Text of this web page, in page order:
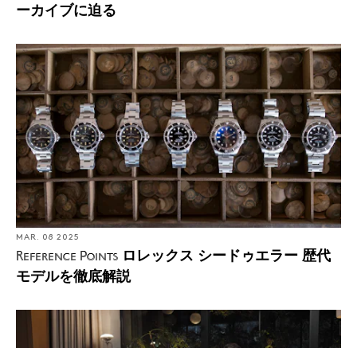
ーカイブに迫る
MAR. 08 2025
Reference Points ロレックス シードゥエラー 歴代
モデルを徹底解説